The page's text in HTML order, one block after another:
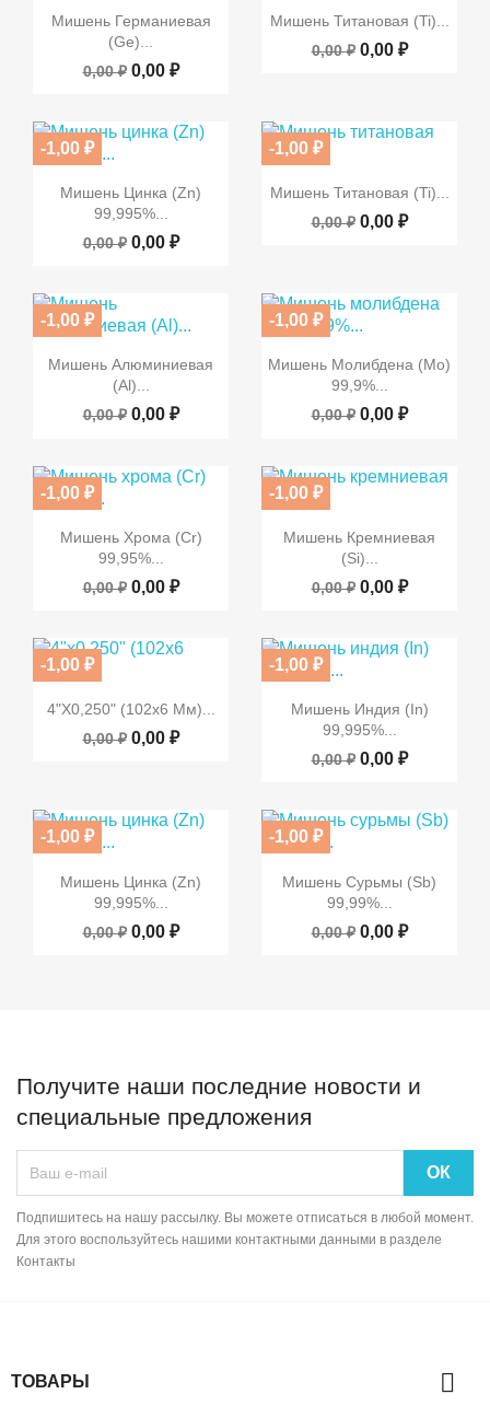
 Быстрый просмотр
Мишень Германиевая
(Ge)...
0,00 ₽ 0,00 ₽
 Быстрый просмотр
Мишень Титановая (Ti)...
0,00 ₽ 0,00 ₽
Быстрый просмотр
Мишень Цинка (Zn)
99,995%...
0,00 ₽ 0,00 ₽
-1,00 ₽
 Быстрый просмотр
Мишень Титановая (Ti)...
0,00 ₽ 0,00 ₽
-1,00 ₽
 Быстрый просмотр
Мишень Алюминиевая
(Al)...
0,00 ₽ 0,00 ₽
-1,00 ₽
 Быстрый просмотр
Мишень Молибдена (Mo)
99,9%...
0,00 ₽ 0,00 ₽
-1,00 ₽
Быстрый просмотр
Мишень Хрома (Cr)
99,95%...
0,00 ₽ 0,00 ₽
-1,00 ₽
 Быстрый просмотр
Мишень Кремниевая
(Si)...
0,00 ₽ 0,00 ₽
-1,00 ₽
 Быстрый просмотр
4"х0,250" (102x6 Мм)...
0,00 ₽ 0,00 ₽
-1,00 ₽
Быстрый просмотр
Мишень Индия (In)
99,995%...
0,00 ₽ 0,00 ₽
-1,00 ₽
Быстрый просмотр
Мишень Цинка (Zn)
99,995%...
0,00 ₽ 0,00 ₽
-1,00 ₽
 Быстрый просмотр
Мишень Сурьмы (Sb)
99,99%...
0,00 ₽ 0,00 ₽
-1,00 ₽
Получите наши последние новости и
специальные предложения
Подпишитесь на нашу рассылку. Вы можете отписаться в любой момент.
Для этого воспользуйтесь нашими контактными данными в разделе
Контакты
ТОВАРЫ 